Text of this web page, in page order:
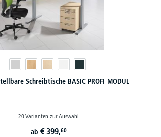
Schreibtische BASIC PROFI MODUL
20 Varianten zur Auswahl
ab € 399,60